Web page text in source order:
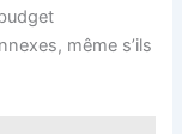
même s’ils